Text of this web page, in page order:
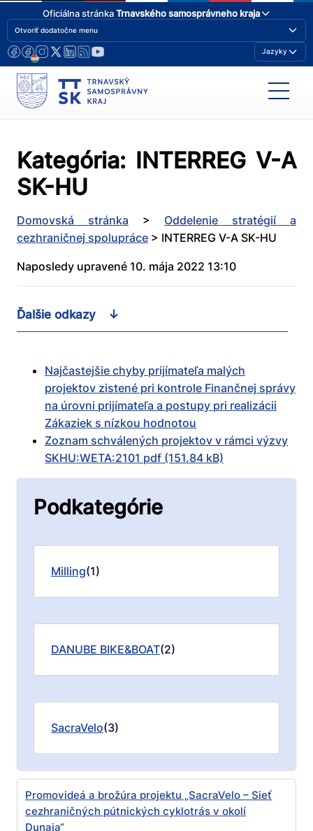
Oficiálna stránkaTrnavského samosprávneho kraja
Otvoriť dodatočne menu
Jazyky
Kategória: INTERREG V-A
SK-HU
Domovská stránka > Oddelenie stratégií a
cezhraničnej spolupráce > INTERREG V-A SK-HU
Naposledy upravené 10. mája 2022 13:10
Ďalšie odkazy
Najčastejšie chyby prijímateľa malých
projektov zistené pri kontrole Finančnej správy
na úrovni prijímateľa a postupy pri realizácii
Zákaziek s nízkou hodnotou
Zoznam schválených projektov v rámci výzvy
SKHU:WETA:2101 pdf (151.84 kB)
Podkategórie
Milling(1)
DANUBE BIKE&BOAT(2)
SacraVelo(3)
Promovideá a brožúra projektu „SacraVelo – Sieť
cezhraničných pútnických cyklotrás v okolí
Dunaja“